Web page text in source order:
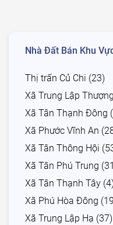
Nhà Đất Bán Khu
Thị trấn Củ Chi (23)
Xã Trung Lập
Xã Tân Thạnh Đông
Xã Phước Vĩnh An
Xã Tân Thông Hội
Xã Tân Phú Trung
Xã Tân Thạnh Tây (4)
Xã Phú Hòa Đông
Xã Trung Lập Hạ (37)